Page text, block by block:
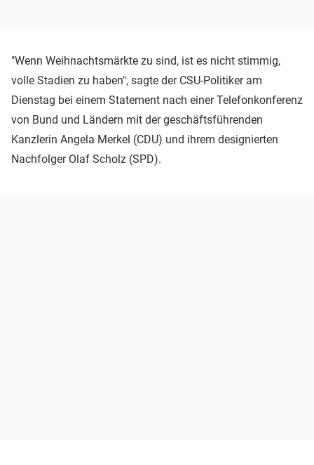
"Wenn Weihnachtsmärkte zu sind, ist es nicht stimmig,
volle Stadien zu haben", sagte der CSU-Politiker am
Dienstag bei einem Statement nach einer Telefonkonferenz
von Bund und Ländern mit der geschäftsführenden
Kanzlerin Angela Merkel (CDU) und ihrem designierten
Nachfolger Olaf Scholz (SPD).